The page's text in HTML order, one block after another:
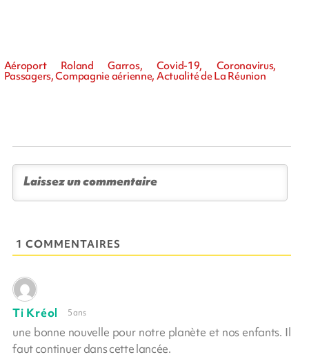
Aéroport Roland Garros, Covid-19, Coronavirus,
Passagers, Compagnie aérienne, Actualité de La Réunion
1 COMMENTAIRES
Ti Kréol 5 ans
une bonne nouvelle pour notre planète et nos enfants. Il
faut continuer dans cette lancée.